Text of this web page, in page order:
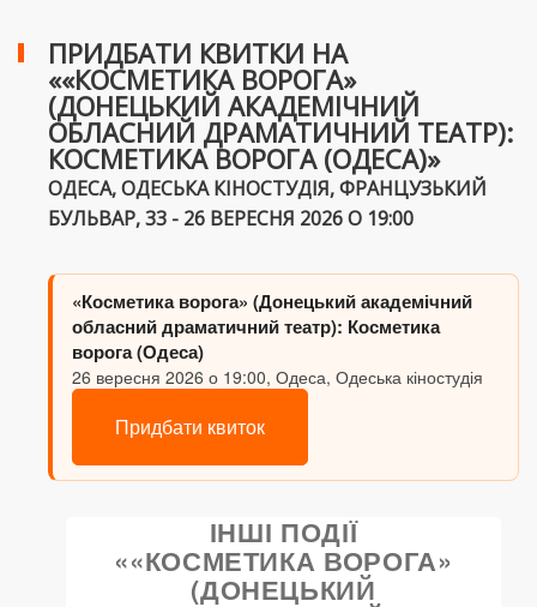
ПРИДБАТИ КВИТКИ НА
««КОСМЕТИКА ВОРОГА»
(ДОНЕЦЬКИЙ АКАДЕМІЧНИЙ
ОБЛАСНИЙ ДРАМАТИЧНИЙ ТЕАТР):
КОСМЕТИКА ВОРОГА (ОДЕСА)»
ОДЕСА, ОДЕСЬКА КІНОСТУДІЯ, ФРАНЦУЗЬКИЙ
БУЛЬВАР, 33 - 26 ВЕРЕСНЯ 2026 О 19:00
«Косметика ворога» (Донецький академічний
обласний драматичний театр): Косметика
ворога (Одеса)
26 вересня 2026 о 19:00, Одеса, Одеська кіностудія
Придбати квиток
ІНШІ ПОДІЇ
««КОСМЕТИКА ВОРОГА»
(ДОНЕЦЬКИЙ